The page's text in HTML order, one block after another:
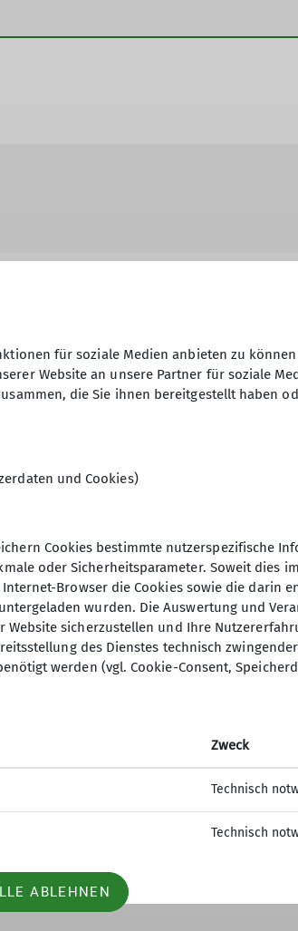
*
eingegebenen Daten
Gruppen
Ortsgruppe Nordrach
Sportgruppe
für soziale Medien anbieten zu
Website an unsere Partner für soziale
die Sie ihnen bereitgestellt haben
und Cookies)
Cookies bestimmte nutzerspezifische
oder Sicherheitsparameter. Soweit dies
Browser die Cookies sowie die darin
wurden. Die Auswertung und
sicherzustellen und Ihre
des Dienstes technisch
werden (vgl. Cookie-Consent,
Zweck
Technisch
Technisch
ABLEHNEN